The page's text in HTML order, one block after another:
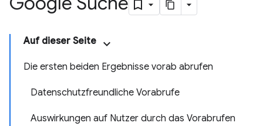
Auf dieser Seite
Die ersten beiden Ergebnisse vorab abrufen
Datenschutzfreundliche Vorabrufe
Auswirkungen auf Nutzer durch das Vorabrufen